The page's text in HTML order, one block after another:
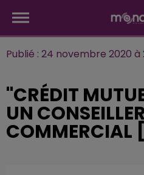
Publié : 24 novembre 2020
"CRÉDIT
UN
COMMERCIAL